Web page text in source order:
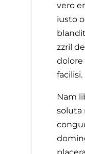
vero
iusto
zzril
dolore
facilisi.
Nam
soluta